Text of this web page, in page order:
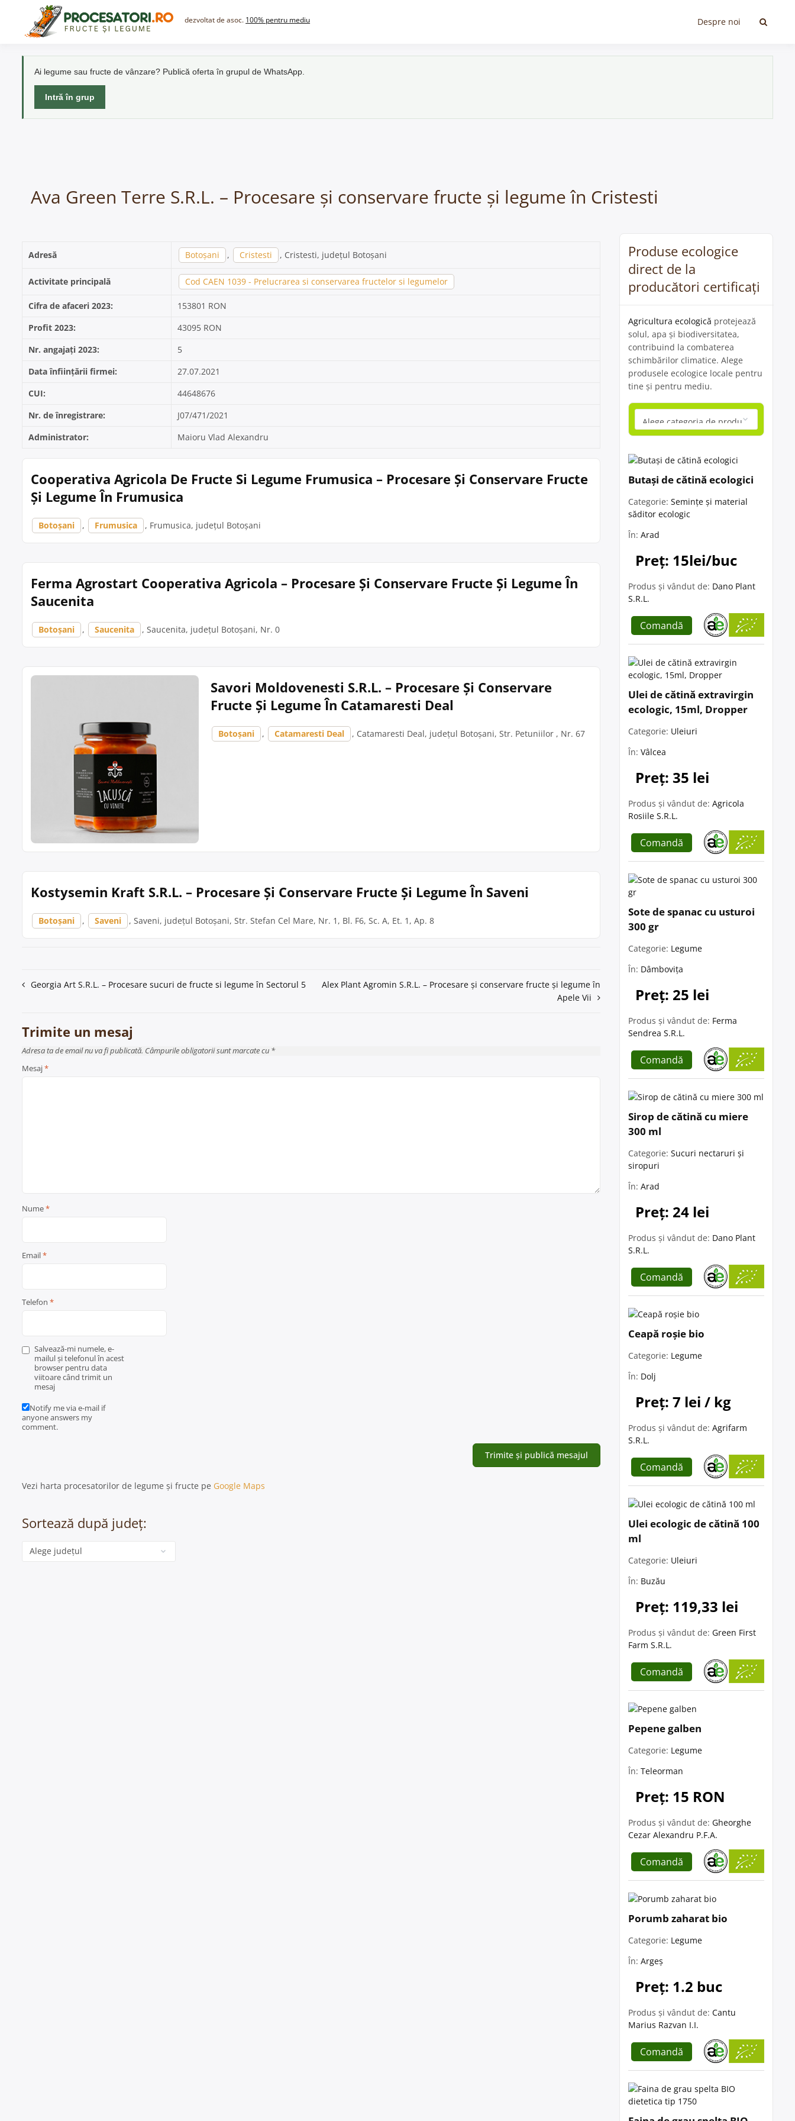
content
dezvoltat de asoc. 100% pentru mediu Despre noi
Ai legume sau fructe de vânzare? Publică oferta în grupul de WhatsApp.
Intră în grup
Ava Green Terre S.R.L. – Procesare și conservare fructe și legume în Cristesti
Adresă Botoșani , Cristesti , Cristesti, județul Botoșani
Activitate principală Cod CAEN 1039 - Prelucrarea si conservarea fructelor si legumelor
Cifra de afaceri 2023:
153801 RON
Profit 2023:
43095 RON
Nr. angajați 2023:
5
Data înființării firmei:
27.07.2021
CUI:
44648676
Nr. de înregistrare:
J07/471/2021
Administrator:
Maioru Vlad Alexandru
Cooperativa Agricola De Fructe Si Legume Frumusica – Procesare Și Conservare Fructe
Și Legume În Frumusica
Botoșani , Frumusica , Frumusica, județul Botoșani
Ferma Agrostart Cooperativa Agricola – Procesare Și Conservare Fructe Și Legume În
Saucenita
Botoșani , Saucenita , Saucenita, județul Botoșani, Nr. 0
Savori Moldovenesti S.R.L. – Procesare Și Conservare
Fructe Și Legume În Catamaresti Deal
Botoșani , Catamaresti Deal , Catamaresti Deal, județul Botoșani, Str. Petuniilor , Nr. 67
Kostysemin Kraft S.R.L. – Procesare Și Conservare Fructe Și Legume În Saveni
Botoșani , Saveni , Saveni, județul Botoșani, Str. Stefan Cel Mare, Nr. 1, Bl. F6, Sc. A, Et. 1, Ap. 8
Navigare
articole
Georgia Art S.R.L. – Procesare sucuri de fructe si legume în Sectorul 5
Alex Plant Agromin S.R.L. – Procesare și conservare fructe și legume în
Apele Vii
Trimite un mesaj
Adresa ta de email nu va fi publicată. Câmpurile obligatorii sunt marcate cu *
Mesaj*
Nume*
Email*
Telefon *
Salvează-mi numele, e-
mailul și telefonul în acest
browser pentru data
viitoare când trimit un
mesaj
Notify me via e-mail if
anyone answers my
comment.
Vezi harta procesatorilor de legume și fructe pe Google Maps
Sortează după județ:
Categorie
Produse ecologice
direct de la
producători certificați
Agricultura ecologică protejează
solul, apa și biodiversitatea,
contribuind la combaterea
schimbărilor climatice. Alege
produsele ecologice locale pentru
tine și pentru mediu.
Butași de cătină ecologici
Categorie: Semințe și material
săditor ecologic
În: Arad
Preț: 15lei/buc
Produs și vândut de: Dano Plant
S.R.L.
Comandă
Ulei de cătină extravirgin
ecologic, 15ml, Dropper
Categorie: Uleiuri
În: Vâlcea
Preț: 35 lei
Produs și vândut de: Agricola
Rosiile S.R.L.
Comandă
Sote de spanac cu usturoi
300 gr
Categorie: Legume
În: Dâmbovița
Preț: 25 lei
Produs și vândut de: Ferma
Sendrea S.R.L.
Comandă
Sirop de cătină cu miere
300 ml
Categorie: Sucuri nectaruri și
siropuri
În: Arad
Preț: 24 lei
Produs și vândut de: Dano Plant
S.R.L.
Comandă
Ceapă roșie bio
Categorie: Legume
În: Dolj
Preț: 7 lei / kg
Produs și vândut de: Agrifarm
S.R.L.
Comandă
Ulei ecologic de cătină 100
ml
Categorie: Uleiuri
În: Buzău
Preț: 119,33 lei
Produs și vândut de: Green First
Farm S.R.L.
Comandă
Pepene galben
Categorie: Legume
În: Teleorman
Preț: 15 RON
Produs și vândut de: Gheorghe
Cezar Alexandru P.F.A.
Comandă
Porumb zaharat bio
Categorie: Legume
În: Argeș
Preț: 1.2 buc
Produs și vândut de: Cantu
Marius Razvan I.I.
Comandă